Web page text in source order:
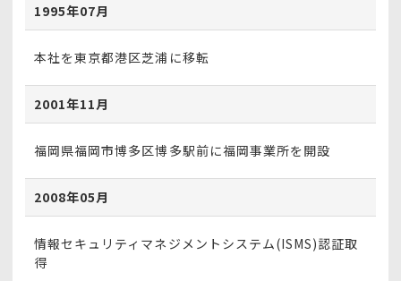
1995年07月
本社を東京都港区芝浦に移転
2001年11月
福岡県福岡市博多区博多駅前に福岡事業所を開設
2008年05月
情報セキュリティマネジメントシステム(ISMS)認証取
得